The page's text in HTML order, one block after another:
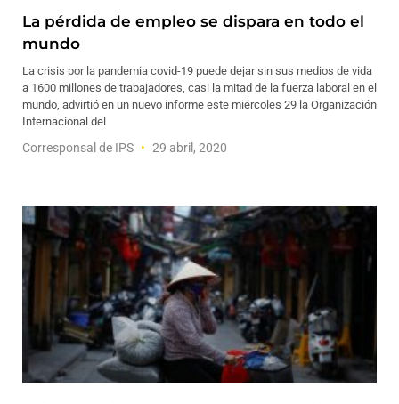
La pérdida de empleo se dispara en todo el
mundo
La crisis por la pandemia covid-19 puede dejar sin sus medios de vida
a 1600 millones de trabajadores, casi la mitad de la fuerza laboral en el
mundo, advirtió en un nuevo informe este miércoles 29 la Organización
Internacional del
Corresponsal de IPS 29 abril, 2020